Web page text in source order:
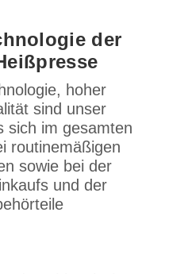
der
hoher
sind unser
sich im gesamten
routinemäßigen
sowie bei der
und der